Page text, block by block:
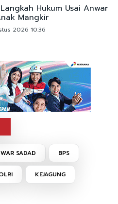
Hukum Usai Anwar
Mangkir
2026 10:36
SADAD BPS
KEJAGUNG